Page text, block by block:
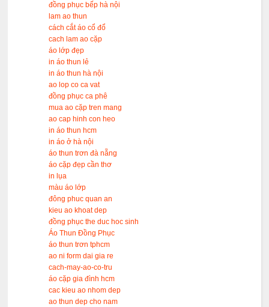
đồng phục bếp hà nội
lam ao thun
cách cắt áo cổ đổ
cach lam ao cặp
áo lớp đẹp
in áo thun lẻ
in áo thun hà nội
ao lop co ca vat
đồng phục ca phê
mua ao cặp tren mang
ao cap hinh con heo
in áo thun hcm
in áo ở hà nội
áo thun trơn đà nẵng
áo cặp đẹp cần thơ
in lụa
màu áo lớp
đông phuc quan an
kieu ao khoat dep
đồng phục the duc hoc sinh
Áo Thun Đồng Phục
áo thun trơn tphcm
ao ni form dai gia re
cach-may-ao-co-tru
áo cặp gia đình hcm
cac kieu ao nhom dep
ao thun dep cho nam